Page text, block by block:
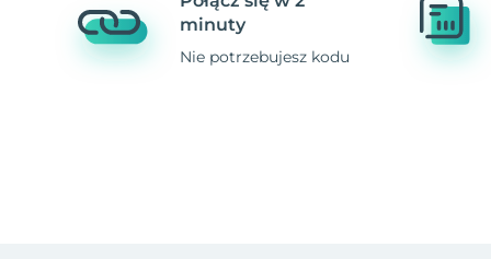
minuty
Nie potrzebujesz kodu